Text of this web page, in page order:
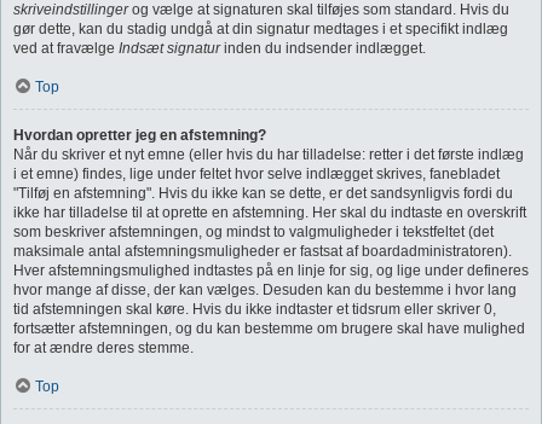
skriveindstillingerog vælge at signaturen skal tilføjes som standard. Hvis du
gør dette, kan du stadig undgå at din signatur medtages i et specifikt indlæg
ved at fravælge Indsæt signaturinden du indsender indlægget.
Top
Hvordan opretter jeg en afstemning?
Når du skriver et nyt emne (eller hvis du har tilladelse: retter i det første indlæg
i et emne) findes, lige under feltet hvor selve indlægget skrives, fanebladet
"Tilføj en afstemning". Hvis du ikke kan se dette, er det sandsynligvis fordi du
ikke har tilladelse til at oprette en afstemning. Her skal du indtaste en overskrift
som beskriver afstemningen, og mindst to valgmuligheder i tekstfeltet (det
maksimale antal afstemningsmuligheder er fastsat af boardadministratoren).
Hver afstemningsmulighed indtastes på en linje for sig, og lige under defineres
hvor mange af disse, der kan vælges. Desuden kan du bestemme i hvor lang
tid afstemningen skal køre. Hvis du ikke indtaster et tidsrum eller skriver 0,
fortsætter afstemningen, og du kan bestemme om brugere skal have mulighed
for at ændre deres stemme.
Top